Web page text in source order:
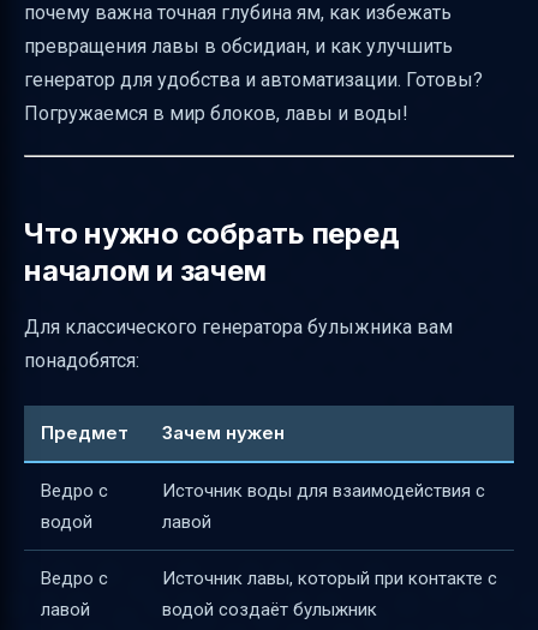
Продолжение добычи и бесконечная
генерация
Меры безопасности и защита генератора
Сигналы корректной работы генератора
Распространённые проблемы и их решения
Материалы и альтернативы
Взаимодействие лавы и воды и
оптимизация скорости добычи
Четырёхсторонняя версия генератора
Автоматический генератор
почему важна точная глубина ям, как избежать
превращения лавы в обсидиан, и как улучшить
генератор для удобства и автоматизации. Готовы?
Погружаемся в мир блоков, лавы и воды!
Что нужно собрать перед
началом и зачем
Для классического генератора булыжника вам
понадобятся:
Предмет Зачем нужен
Ведро с
водой
Источник воды для взаимодействия с
лавой
Ведро с
лавой
Источник лавы, который при контакте с
водой создаёт булыжник